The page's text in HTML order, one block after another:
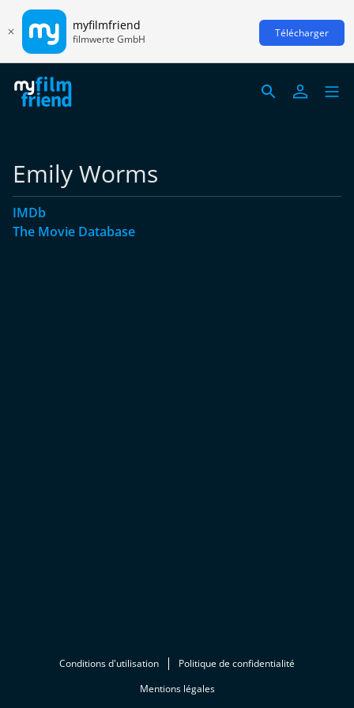
myfilmfriend
filmwerte GmbH Télécharger
Emily Worms
IMDb
The Movie Database
Conditions d'utilisation
Politique de confidentialité
Mentions légales